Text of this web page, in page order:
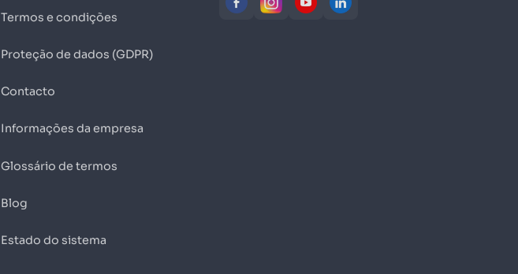
Termos e condições
Proteção de dados (GDPR)
Contacto
Informações da empresa
Glossário de termos
Blog
Estado do sistema